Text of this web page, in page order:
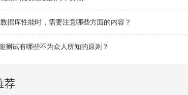
据库性能时，需要注意哪些方面的内容？
测试有哪些不为众人所知的原则？
荐